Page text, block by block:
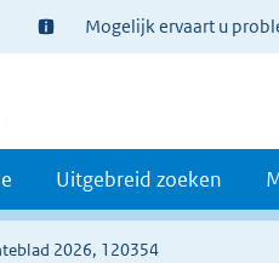
Ter
informatie:
Mogelijk ervaart u
Uitgebreid zoeken
2026, 120354